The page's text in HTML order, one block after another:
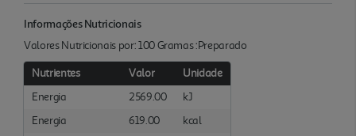
Informações Nutricionais
Valores Nutricionais por: 100 Gramas :Preparado
Nutrientes Valor
Unidade
Energia
2569.00
kJ
Energia
619.00
kcal